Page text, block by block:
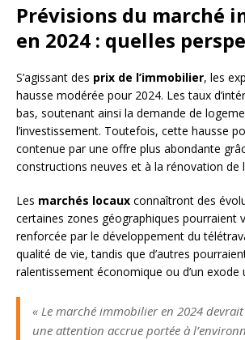
Prévisions du marché
en 2024 : quelles
S’agissant des prix de l’immobilier, les
hausse modérée pour 2024. Les taux
bas, soutenant ainsi la demande de
l’investissement. Toutefois, cette hausse
contenue par une offre plus abondante
constructions neuves et à la rénovation de
Les marchés locaux connaîtront des
certaines zones géographiques pourraient
renforcée par le développement du
qualité de vie, tandis que d’autres
ralentissement économique ou d’un exode
« Le marché immobilier en 2024
une attention accrue portée à